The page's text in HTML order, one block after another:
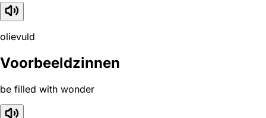
olievuld
Voorbeeldzinnen
be filled with wonder